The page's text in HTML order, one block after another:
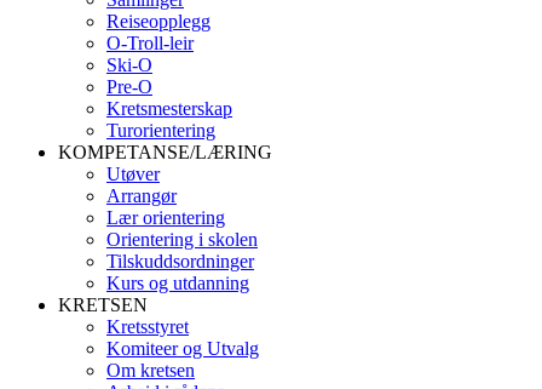
Reiseopplegg
O-Troll-leir
Ski-O
Pre-O
Kretsmesterskap
Turorientering
KOMPETANSE/LÆRING
Utøver
Arrangør
Lær orientering
Orientering i skolen
Tilskuddsordninger
Kurs og utdanning
KRETSEN
Kretsstyret
Komiteer og Utvalg
Om kretsen